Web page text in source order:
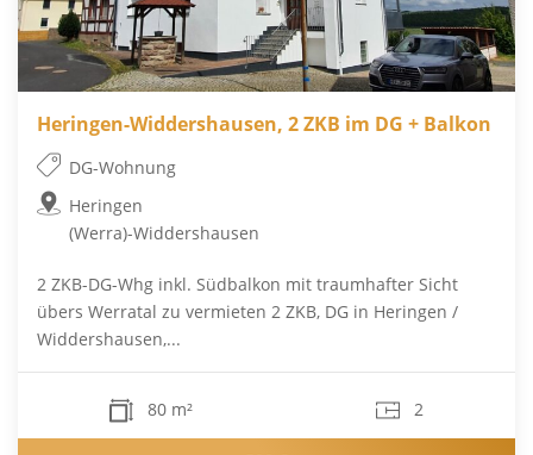
Heringen-Widdershausen, 2 ZKB im DG + Balkon
DG-Wohnung
Heringen
(Werra)-Widdershausen
2 ZKB-DG-Whg inkl. Südbalkon mit traumhafter Sicht
übers Werratal zu vermieten 2 ZKB, DG in Heringen /
Widdershausen,...
80 m² 2